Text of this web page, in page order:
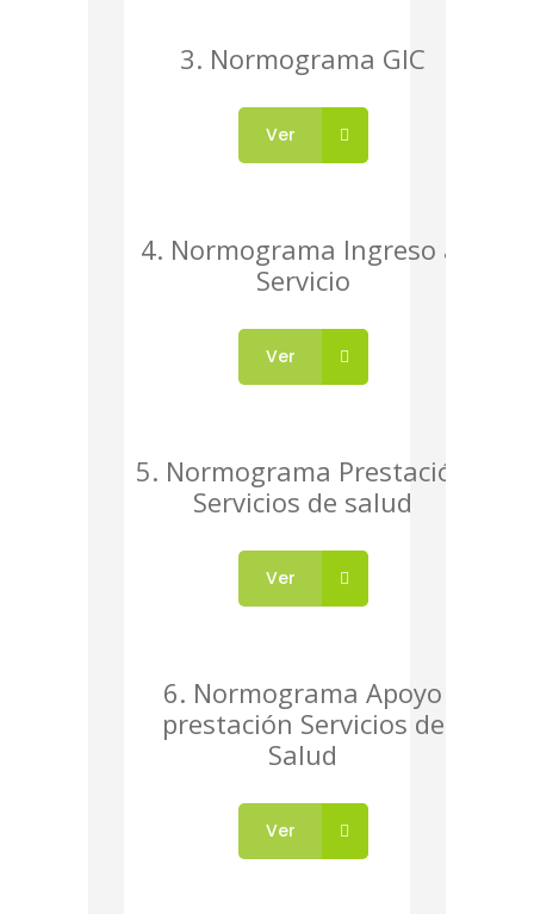
3. Normograma GIC
Ver
4. Normograma Ingreso al
Servicio
Ver
5. Normograma Prestación
Servicios de salud
Ver
6. Normograma Apoyo
prestación Servicios de
Salud
Ver